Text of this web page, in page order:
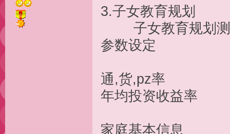
3.子女
子女教
参数
通,货
年均投资
家庭基